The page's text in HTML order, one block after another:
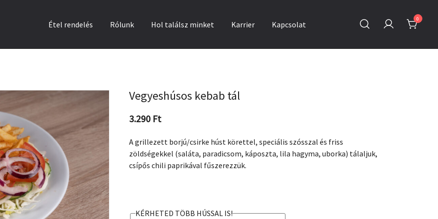
Étel rendelés Rólunk Hol találsz minket Karrier Kapcsolat
0
Vegyeshúsos kebab tál
3.290 Ft
A grillezett borjú/csirke húst körettel, speciális szósszal és friss
zöldségekkel (saláta, paradicsom, káposzta, lila hagyma, uborka) tálaljuk,
csípős chili paprikával fűszerezzük.
KÉRHETED TÖBB HÚSSAL IS!